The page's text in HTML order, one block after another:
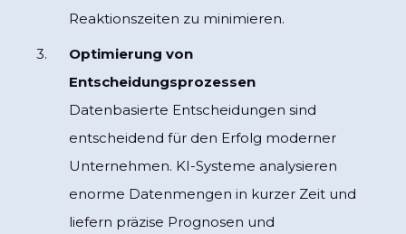
Reaktionszeiten zu minimieren.
Optimierung von
Entscheidungsprozessen
Datenbasierte Entscheidungen sind
entscheidend für den Erfolg moderner
Unternehmen. KI-Systeme analysieren
enorme Datenmengen in kurzer Zeit und
liefern präzise Prognosen und